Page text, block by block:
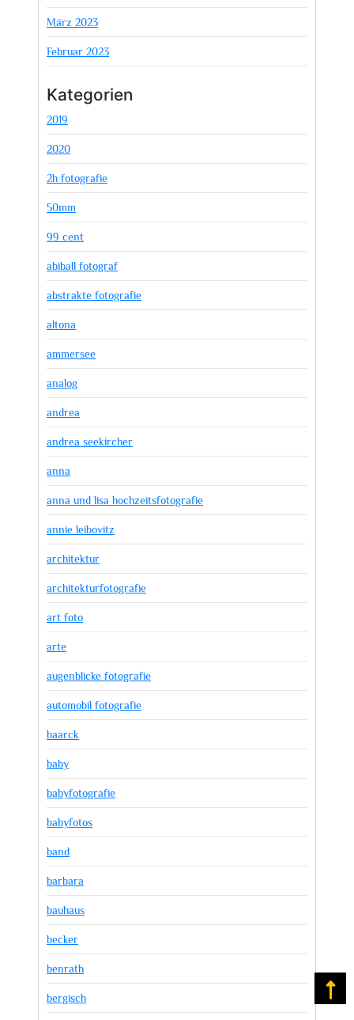
März 2023
Februar 2023
Kategorien
2019
2020
2h fotografie
50mm
99 cent
abiball fotograf
abstrakte fotografie
altona
ammersee
analog
andrea
andrea seekircher
anna
anna und lisa hochzeitsfotografie
annie leibovitz
architektur
architekturfotografie
art foto
arte
augenblicke fotografie
automobil fotografie
baarck
baby
babyfotografie
babyfotos
band
barbara
bauhaus
becker
benrath
bergisch